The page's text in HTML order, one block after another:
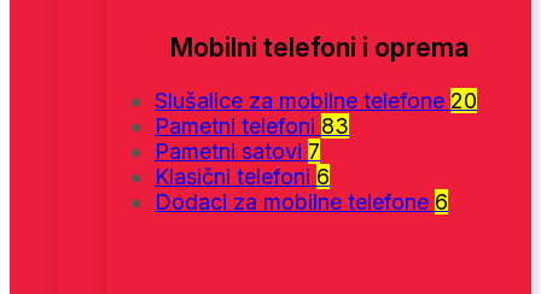
Mobilni telefoni i oprema
Slušalice za mobilne telefone 20
Pametni telefoni 83
Pametni satovi 7
Klasični telefoni 6
Dodaci za mobilne telefone 6